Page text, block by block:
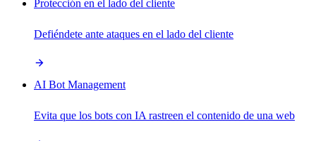
Protección en el lado del cliente
Defiéndete ante ataques en el lado del cliente
AI Bot Management
Evita que los bots con IA rastreen el contenido de una web